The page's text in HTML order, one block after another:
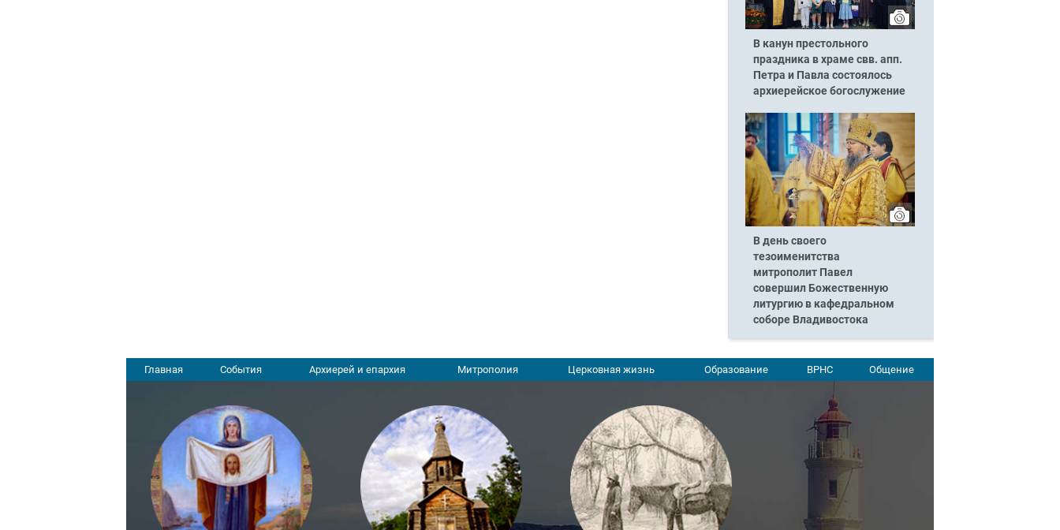
В канун престольного
праздника в храме свв. апп.
Петра и Павла состоялось
архиерейское богослужение
В день своего
тезоименитства
митрополит Павел
совершил Божественную
литургию в кафедральном
соборе Владивостока
Главная События Архиерей и епархия Митрополия Церковная жизнь Образование ВРНС Общение